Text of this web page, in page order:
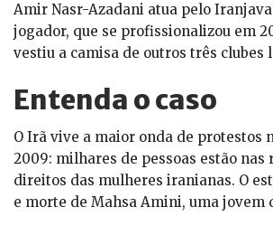
Amir Nasr-Azadani atua pelo
jogador, que se profissionalizou em
vestiu a camisa de outros três clubes
Entenda o caso
O Irã vive a maior onda de protestos
2009: milhares de pessoas estão nas
direitos das mulheres iranianas. O
e morte de Mahsa Amini, uma jovem